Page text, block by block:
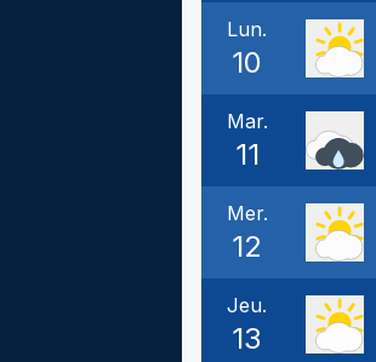
Lun.
10
Mar.
11
Mer.
12
Jeu.
13